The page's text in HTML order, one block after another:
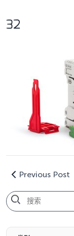
32
Previous Post